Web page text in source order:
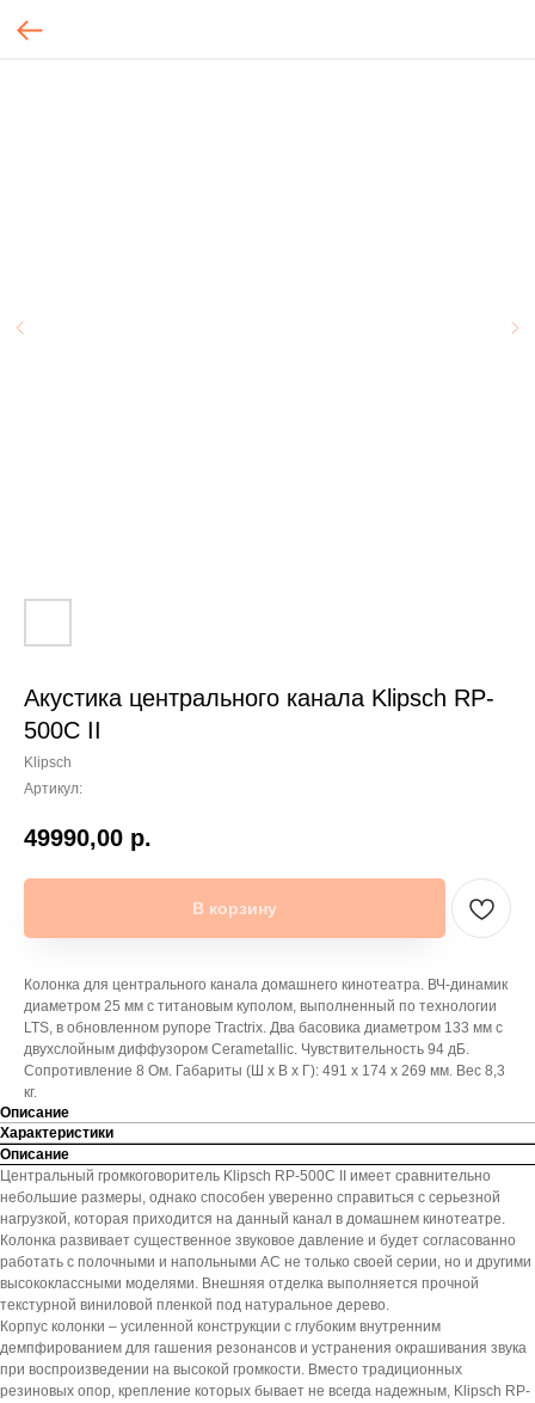
Акустика центрального канала Klipsch RP-
500C II
Klipsch
Артикул:
49990,00 р.
В корзину
Колонка для центрального канала домашнего кинотеатра. ВЧ-динамик
диаметром 25 мм с титановым куполом, выполненный по технологии
LTS, в обновленном рупоре Tractrix. Два басовика диаметром 133 мм с
двухслойным диффузором Cerametallic. Чувствительность 94 дБ.
Сопротивление 8 Ом. Габариты (Ш х В х Г): 491 х 174 х 269 мм. Вес 8,3
кг.
Описание
Характеристики
Описание
Центральный громкоговоритель Klipsch RP-500C II имеет сравнительно
небольшие размеры, однако способен уверенно справиться с серьезной
нагрузкой, которая приходится на данный канал в домашнем кинотеатре.
Колонка развивает существенное звуковое давление и будет согласованно
работать с полочными и напольными АС не только своей серии, но и другими
высококлассными моделями. Внешняя отделка выполняется прочной
текстурной виниловой пленкой под натуральное дерево.
Корпус колонки – усиленной конструкции с глубоким внутренним
демпфированием для гашения резонансов и устранения окрашивания звука
при воспроизведении на высокой громкости. Вместо традиционных
резиновых опор, крепление которых бывает не всегда надежным, Klipsch RP-